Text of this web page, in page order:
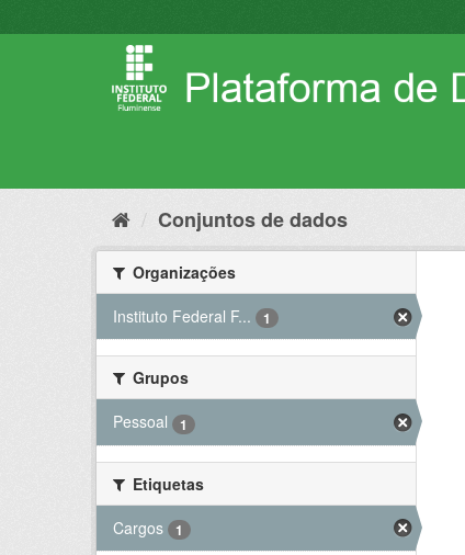
para
Conjuntos de dados
Organizações
Instituto Federal F...
1
Grupos
Pessoal
1
Etiquetas
Cargos
1